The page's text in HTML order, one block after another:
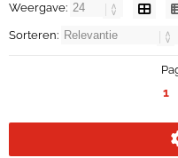
Weergave:
Sorteren:
1